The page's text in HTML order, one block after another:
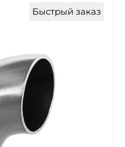
Быстрый заказ